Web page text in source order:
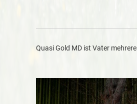
Quasi Gold MD ist Vater